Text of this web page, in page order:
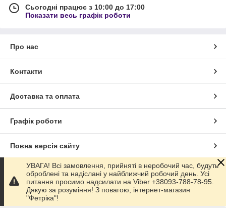
Сьогодні працює з 10:00 до 17:00
Показати весь графік роботи
Про нас
Контакти
Доставка та оплата
Графік роботи
Повна версія сайту
Сайт створено на маркетплейсіProm.ua
Політика конфіденційності
УВАГА! Всі замовлення, прийняті в неробочий час, будуть
оброблені та надіслані у найближчий робочий день. Усі
питання просимо надсилати на Viber +38093-788-78-95.
Дякую за розуміння! З повагою, інтернет-магазин
"Фетріка"!